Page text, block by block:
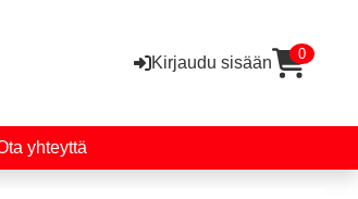
Kirjaudu sisään 0
yhteyttä